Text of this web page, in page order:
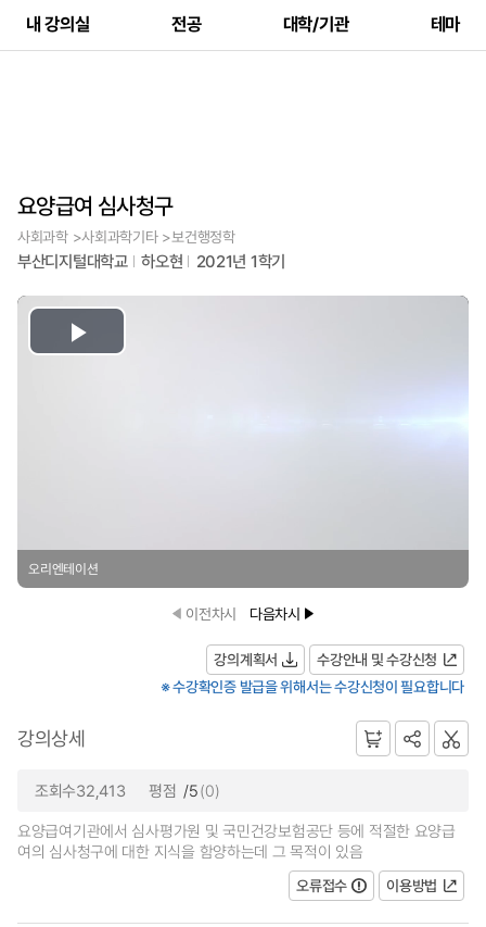
내 강의실 전공 대학/기관 테마
요양급여 심사청구
사회과학 >사회과학기타 >보건행정학
부산디지털대학교 하오현 2021년 1학기
Play
오리엔테이션
이전차시 다음차시
강의계획서
수강안내 및 수강신청
※ 수강확인증 발급을 위해서는 수강신청이 필요합니다
강의상세
조회수32,413 평점 /5(0)
요양급여기관에서 심사평가원 및 국민건강보험공단 등에 적절한 요양급
여의 심사청구에 대한 지식을 함양하는데 그 목적이 있음
오류접수
이용방법